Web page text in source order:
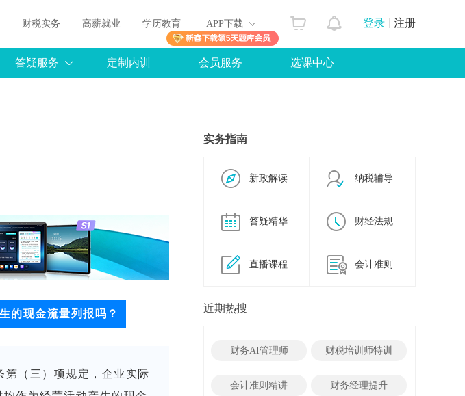
登录 注册
财税实务 高薪就业 学历教育 APP下载
答疑服务 定制内训 会员服务 选课中心
的现金流量列报吗？
第（三）项规定，企业实际
实务指南
新政解读 纳税辅导
答疑精华 财经法规
直播课程 会计准则
近期热搜
财务AI管理师 财税培训师特训
会计准则精讲 财务经理提升